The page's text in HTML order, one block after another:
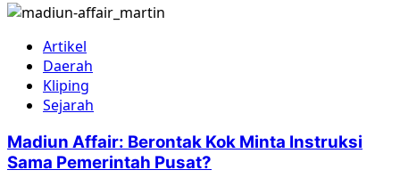
Artikel
Daerah
Kliping
Sejarah
Madiun Affair: Berontak Kok Minta Instruksi
Sama Pemerintah Pusat?